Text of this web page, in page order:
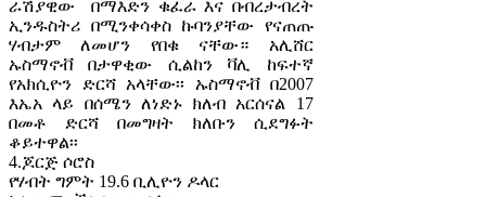
ራሽያዊው በማእድን ቁፈራ እና በብረታብረት
ኢንዱስትሪ በሚንቀሳቀስ ኩባንያቸው የናጠጡ
ሃብታም ለመሆን የበቁ ናቸው። አሊሸር
ኡስማኖቭ በታዋቂው ሲልከን ቫሊ ከፍተኛ
የአክሲዮን ድርሻ አላቸው፡፡ ኡስማኖቭ በ2007
እኤአ ላይ በሰሜን ለነድኑ ክለብ አርሰናል 17
በመቶ ድርሻ በመግዛት ክለቡን ሲደግፉት
ቆይተዋል፡፡
4.ጆርጅ ሶሮስ
የሃብት ግምት 19.6 ቢሊዮን ዶላር